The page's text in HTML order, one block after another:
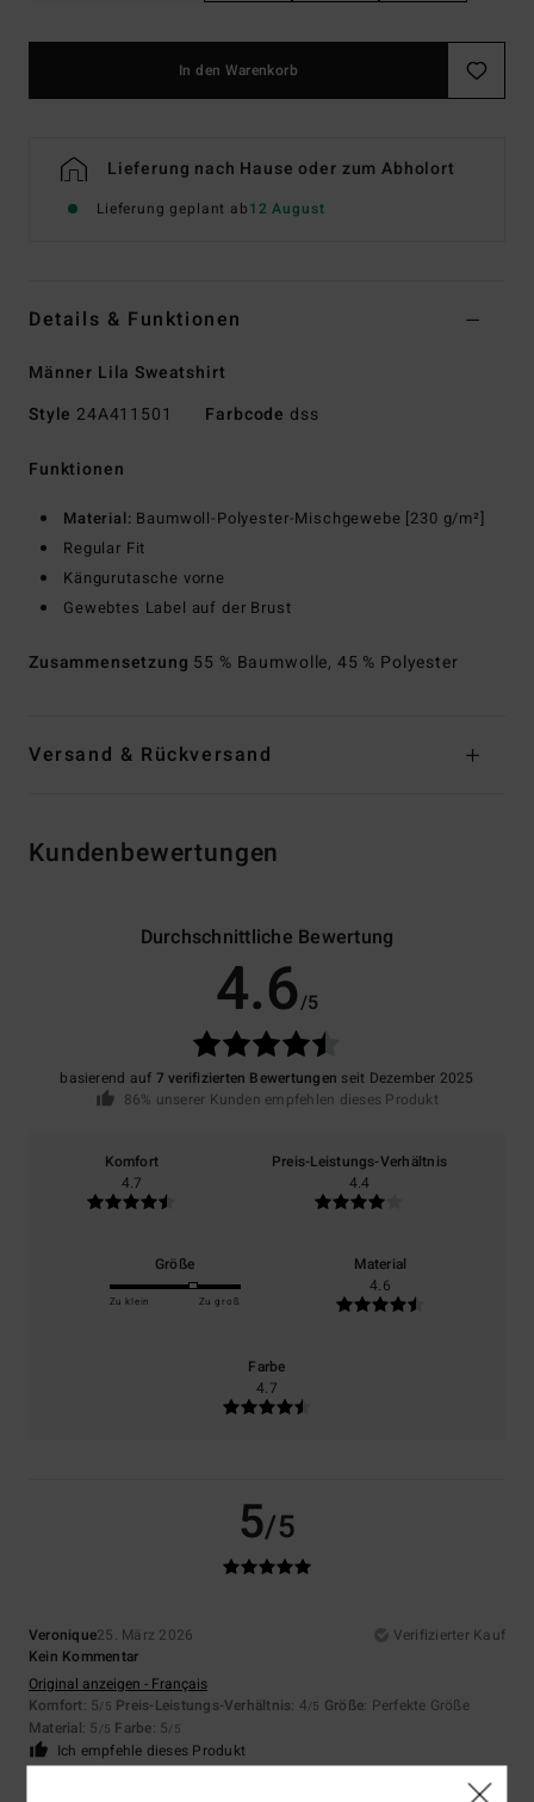
In den Warenkorb
Lieferung nach Hause oder zum Abholort
Lieferung geplant ab12 August
Details & Funktionen
Männer Lila Sweatshirt
Style 24A411501 Farbcode dss
Funktionen
Material: Baumwoll-Polyester-Mischgewebe [230 g/m²]
Regular Fit
Kängurutasche vorne
Gewebtes Label auf der Brust
Zusammensetzung 55 % Baumwolle, 45 % Polyester
Versand & Rückversand
Kundenbewertungen
Durchschnittliche Bewertung
4.6/5
basierend auf 7 verifizierten Bewertungen seit Dezember 2025
86% unserer Kunden empfehlen dieses Produkt
Komfort
4.7
Preis-Leistungs-Verhältnis
4.4
Größe
Zu klein Zu groß
Material
4.6
Farbe
4.7
5/5
Veronique25. März 2026
Verifizierter Kauf
Kein Kommentar
Original anzeigen - Français
Komfort: 5/5 Preis-Leistungs-Verhältnis: 4/5 Größe: Perfekte Größe
Material: 5 /5 Farbe: 5/5
Ich empfehle dieses Produkt